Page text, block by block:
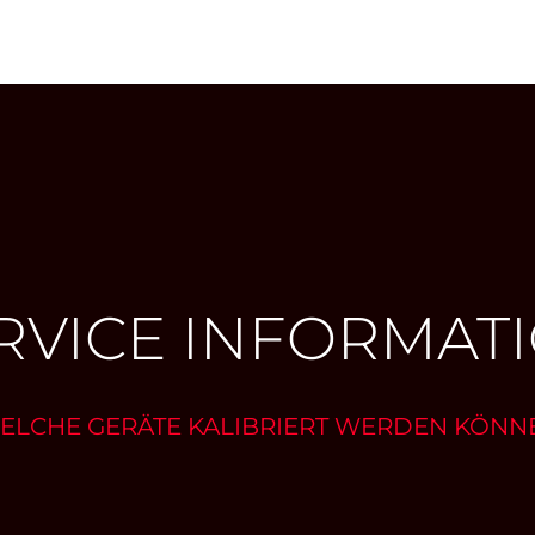
GERÄTE KALIBRIERT WERDEN